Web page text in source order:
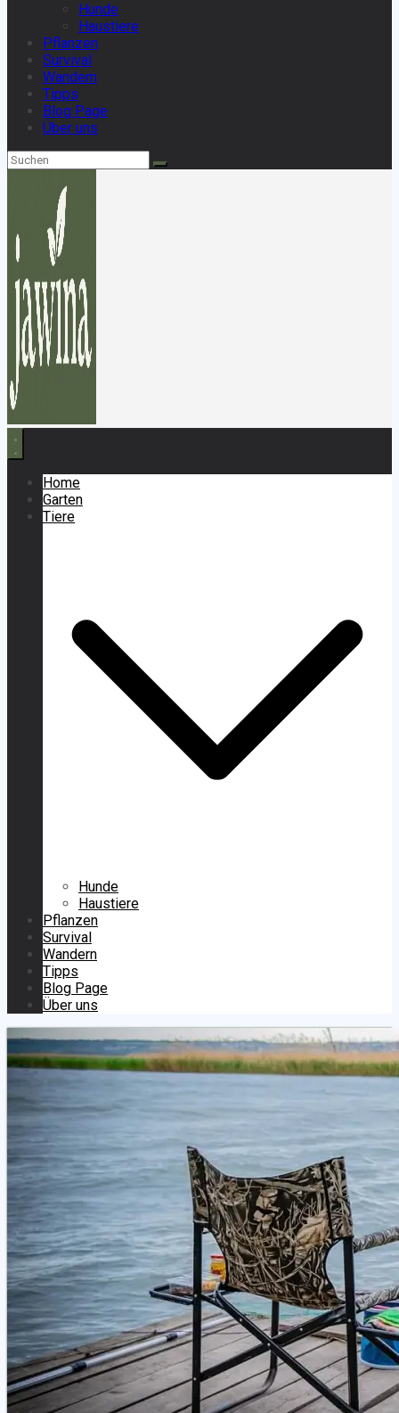
Hunde
Haustiere
Pflanzen
Survival
Wandern
Tipps
Blog Page
Über uns
Home
Garten
Tiere
Hunde
Haustiere
Pflanzen
Survival
Wandern
Tipps
Blog Page
Über uns